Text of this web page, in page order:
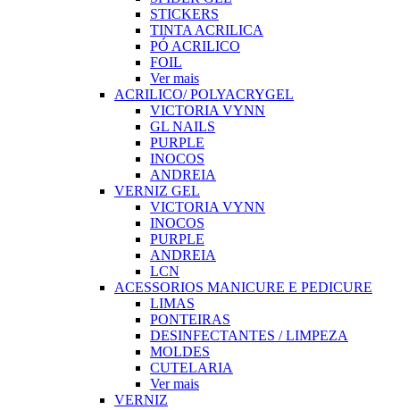
STICKERS
TINTA ACRILICA
PÓ ACRILICO
FOIL
Ver mais
ACRILICO/ POLYACRYGEL
VICTORIA VYNN
GL NAILS
PURPLE
INOCOS
ANDREIA
VERNIZ GEL
VICTORIA VYNN
INOCOS
PURPLE
ANDREIA
LCN
ACESSORIOS MANICURE E PEDICURE
LIMAS
PONTEIRAS
DESINFECTANTES / LIMPEZA
MOLDES
CUTELARIA
Ver mais
VERNIZ